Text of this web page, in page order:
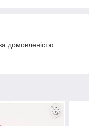
домовленістю